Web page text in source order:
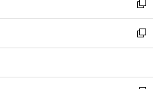
く
で
開
く
ド
ウ
で
開
ィ
ン
ド
ウ
開
い
ウ
ィ
ン
ウ
新
し
い
ウ
ン
新
し
ウ